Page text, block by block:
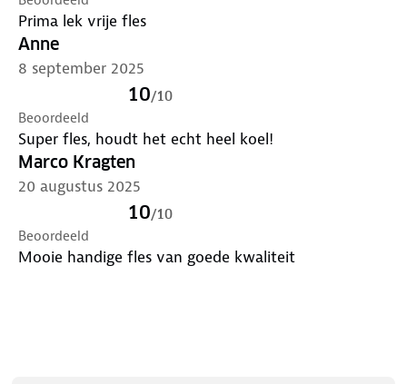
● Hoogte 26,5 cm
● Gewicht 305 gram
Prima lek vrije fles
Anne
8 september 2025
10/10
Beoordeeld
Super fles, houdt het echt heel koel!
Marco Kragten
20 augustus 2025
10/10
Beoordeeld
Mooie handige fles van goede kwaliteit